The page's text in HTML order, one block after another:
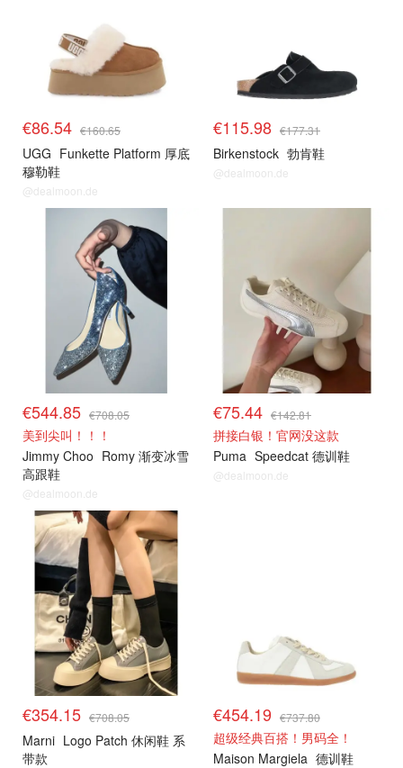
€86.54 €160.65
UGG Funkette Platform 厚底
穆勒鞋
@dealmoon.de
€115.98 €177.31
Birkenstock 勃肯鞋
@dealmoon.de
€544.85 €708.05
美到尖叫！！！
Jimmy Choo Romy 渐变冰雪
高跟鞋
@dealmoon.de
€75.44 €142.81
拼接白银！官网没这款
Puma Speedcat 德训鞋
@dealmoon.de
€354.15 €708.05
Marni Logo Patch 休闲鞋 系
带款
€454.19 €737.80
超级经典百搭！男码全！
Maison Margiela 德训鞋